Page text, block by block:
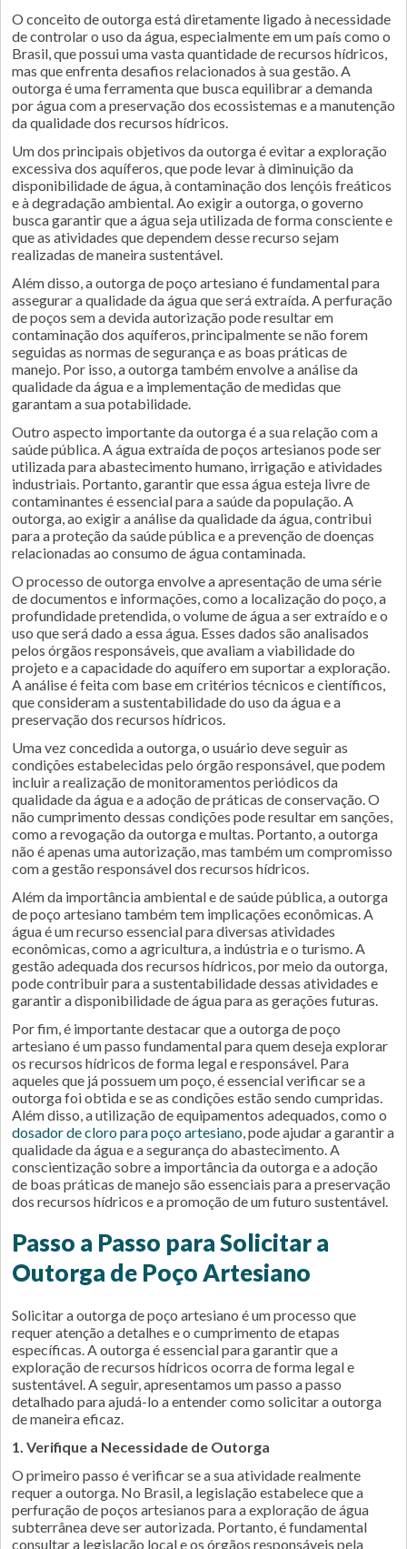
O conceito de outorga está diretamente ligado à necessidade
de controlar o uso da água, especialmente em um país como o
Brasil, que possui uma vasta quantidade de recursos hídricos,
mas que enfrenta desafios relacionados à sua gestão. A
outorga é uma ferramenta que busca equilibrar a demanda
por água com a preservação dos ecossistemas e a manutenção
da qualidade dos recursos hídricos.
Um dos principais objetivos da outorga é evitar a exploração
excessiva dos aquíferos, que pode levar à diminuição da
disponibilidade de água, à contaminação dos lençóis freáticos
e à degradação ambiental. Ao exigir a outorga, o governo
busca garantir que a água seja utilizada de forma consciente e
que as atividades que dependem desse recurso sejam
realizadas de maneira sustentável.
Além disso, a outorga de poço artesiano é fundamental para
assegurar a qualidade da água que será extraída. A perfuração
de poços sem a devida autorização pode resultar em
contaminação dos aquíferos, principalmente se não forem
seguidas as normas de segurança e as boas práticas de
manejo. Por isso, a outorga também envolve a análise da
qualidade da água e a implementação de medidas que
garantam a sua potabilidade.
Outro aspecto importante da outorga é a sua relação com a
saúde pública. A água extraída de poços artesianos pode ser
utilizada para abastecimento humano, irrigação e atividades
industriais. Portanto, garantir que essa água esteja livre de
contaminantes é essencial para a saúde da população. A
outorga, ao exigir a análise da qualidade da água, contribui
para a proteção da saúde pública e a prevenção de doenças
relacionadas ao consumo de água contaminada.
O processo de outorga envolve a apresentação de uma série
de documentos e informações, como a localização do poço, a
profundidade pretendida, o volume de água a ser extraído e o
uso que será dado a essa água. Esses dados são analisados
pelos órgãos responsáveis, que avaliam a viabilidade do
projeto e a capacidade do aquífero em suportar a exploração.
A análise é feita com base em critérios técnicos e científicos,
que consideram a sustentabilidade do uso da água e a
preservação dos recursos hídricos.
Uma vez concedida a outorga, o usuário deve seguir as
condições estabelecidas pelo órgão responsável, que podem
incluir a realização de monitoramentos periódicos da
qualidade da água e a adoção de práticas de conservação. O
não cumprimento dessas condições pode resultar em sanções,
como a revogação da outorga e multas. Portanto, a outorga
não é apenas uma autorização, mas também um compromisso
com a gestão responsável dos recursos hídricos.
Além da importância ambiental e de saúde pública, a outorga
de poço artesiano também tem implicações econômicas. A
água é um recurso essencial para diversas atividades
econômicas, como a agricultura, a indústria e o turismo. A
gestão adequada dos recursos hídricos, por meio da outorga,
pode contribuir para a sustentabilidade dessas atividades e
garantir a disponibilidade de água para as gerações futuras.
Por fim, é importante destacar que a outorga de poço
artesiano é um passo fundamental para quem deseja explorar
os recursos hídricos de forma legal e responsável. Para
aqueles que já possuem um poço, é essencial verificar se a
outorga foi obtida e se as condições estão sendo cumpridas.
Além disso, a utilização de equipamentos adequados, como o
dosador de cloro para poço artesiano, pode ajudar a garantir a
qualidade da água e a segurança do abastecimento. A
conscientização sobre a importância da outorga e a adoção
de boas práticas de manejo são essenciais para a preservação
dos recursos hídricos e a promoção de um futuro sustentável.
Passo a Passo para Solicitar a
Outorga de Poço Artesiano
Solicitar a outorga de poço artesiano é um processo que
requer atenção a detalhes e o cumprimento de etapas
específicas. A outorga é essencial para garantir que a
exploração de recursos hídricos ocorra de forma legal e
sustentável. A seguir, apresentamos um passo a passo
detalhado para ajudá-lo a entender como solicitar a outorga
de maneira eficaz.
1. Verifique a Necessidade de Outorga
O primeiro passo é verificar se a sua atividade realmente
requer a outorga. No Brasil, a legislação estabelece que a
perfuração de poços artesianos para a exploração de água
subterrânea deve ser autorizada. Portanto, é fundamental
consultar a legislação local e os órgãos responsáveis pela